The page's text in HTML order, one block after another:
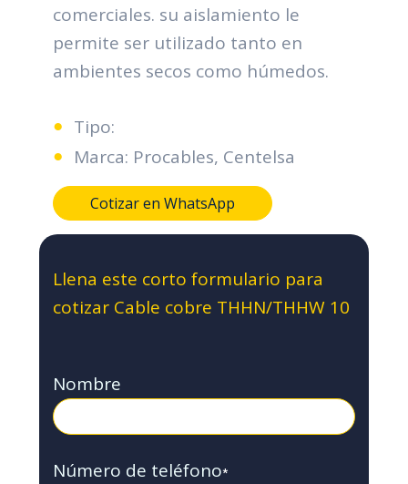
comerciales. su aislamiento le
permite ser utilizado tanto en
ambientes secos como húmedos.
Tipo:
Marca: Procables, Centelsa
Cotizar en WhatsApp
Llena este corto formulario para
cotizar Cable cobre THHN/THHW 10
Nombre
Número de teléfono*